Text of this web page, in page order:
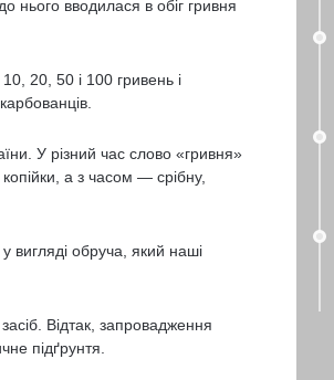
нього вводилася в обіг гривня
20, 50 і 100 гривень і
У різний час слово «гривня»
а з часом — срібну,
вигляді обруча, який наші
Відтак, запровадження
підґрунтя.